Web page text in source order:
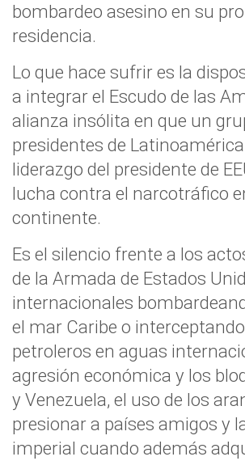
bombardeo asesino en su
residencia.
Lo que hace sufrir es la
a integrar el Escudo de las
alianza insólita en que un
presidentes de
liderazgo del presidente de
lucha contra el narcotráfico
continente.
Es el silencio frente a los
de la Armada de Estados
internacionales
el mar Caribe o
petroleros en aguas
agresión económica y los
y Venezuela, el uso de los
presionar a países amigos y
imperial cuando además